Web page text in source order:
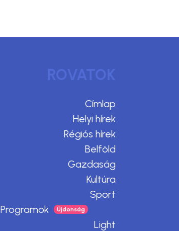
ROVATOK
Címlap
Helyi hírek
Régiós hírek
Belföld
Gazdaság
Kultúra
Sport
Programok
Light